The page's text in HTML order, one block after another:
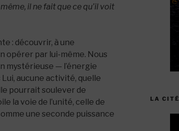
il ne fait que ce qu’il voit
: découvrir, à une
opérer par lui-même. Nous
mystérieuse — l’énergie
Lui, aucune activité, quelle
pourrait soulever de
la voie de l’unité, celle de
une seconde puissance
LA